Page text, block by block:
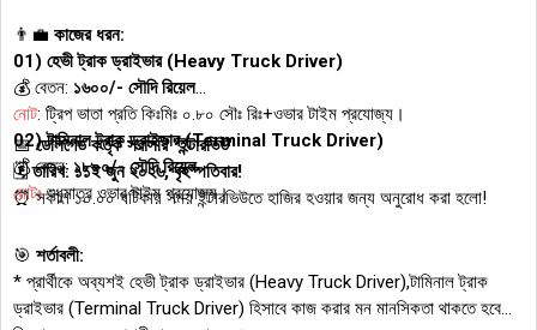
👨‍💼 কাজের ধরন:
01) হেভী ট্রাক ড্রাইভার (Heavy Truck Driver)
💰 বেতন: ১৬০০/- সৌদি রিয়েল
নোট: ট্রিপ ভাতা প্রতি কিঃমিঃ ০.৮০ সৌঃ রিঃ+ওভার টাইম প্রযোজ্য।
02) টামিনাল ট্রাক ড্রাইভার (Terminal Truck Driver)
💰 বেতন: ১৮০০/- সৌদি রিয়েল
নোটঃশুধুমাত্র ওভার টাইম প্রযোজ্য।
📅ডেলিগেড কর্তৃক সরাসরি "ইন্টারভিউ"
🗓️তারিখ: ১১ই জুন ২০২৬, বৃহস্পতিবার!
⏰ সকাল ১০.০০ ঘটিকায় সময় ইন্টারভিউতে হাজির হওয়ার জন্য অনুরোধ করা হলো!
🎯 শর্তাবলী:
* প্রার্থীকে অব্যশই হেভী ট্রাক ড্রাইভার (Heavy Truck Driver),টামিনাল ট্রাক
ড্রাইভার (Terminal Truck Driver) হিসাবে কাজ করার মন মানসিকতা থাকতে হবে।